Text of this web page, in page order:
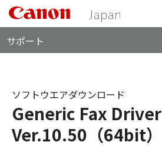
サポート
Generic Fax Driver
Ver.10.50（64bit）
ソフトウエアダウンロード